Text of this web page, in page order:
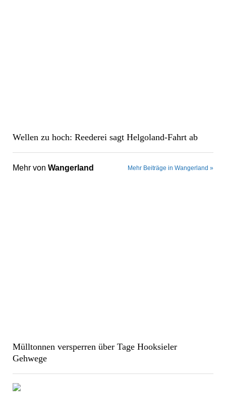
Wellen zu hoch: Reederei sagt Helgoland-Fahrt ab
Mehr von Wangerland Mehr Beiträge in Wangerland »
Mülltonnen versperren über Tage Hooksieler
Gehwege